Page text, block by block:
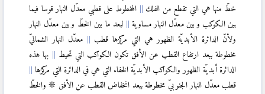
خطّ منها هي التي تقطع من الفلك
المخطوط على قطبي معدّل النهار قوسا فيما
بين الكوكب وبين معدّل النهار مساوية
لبعد ما بين الخطّ وبين معدّل النهار
ولأنّ الدائرة الأبديّة الظهور هي التي مركزها قطب
معدّل النهار الشماليّ
مخطوطة ببعد ارتفاع القطب عن الأفق تكون الكواكب التي تحيط
بها هذه
الدائرة أبديّة الظهور والكواكب الأبديّة الخفاء التي هي في الدائرة التي مركزها
قطب معدّل النهار الجنوبيّ مخطوطة ببعد انخفاض القطب عن الأفق ❊ والخطّ